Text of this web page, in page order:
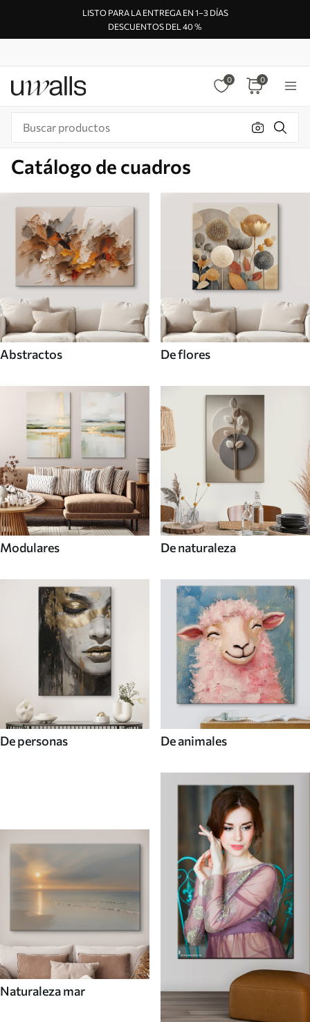
LISTO PARA LA ENTREGA EN 1–3 DÍAS
DESCUENTOS DEL 40 %
0 0
Catálogo de cuadros
Abstractos De flores
Modulares De naturaleza
De personas De animales
Naturaleza mar